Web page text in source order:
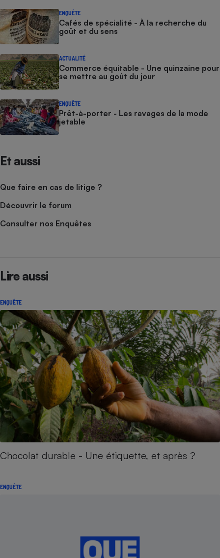
ENQUÊTE
Cafés de spécialité - À la recherche du
goût et du sens
ACTUALITÉ
Commerce équitable - Une quinzaine pour
se mettre au goût du jour
ENQUÊTE
Prêt-à-porter - Les ravages de la mode
jetable
Et aussi
Que faire en cas de litige ?
Découvrir le forum
Consulter nos Enquêtes
Lire aussi
ENQUÊTE
Chocolat durable - Une étiquette, et après ?
ENQUÊTE